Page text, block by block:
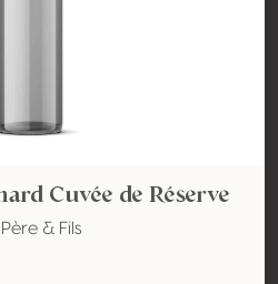
Cuvée de Réserve
& Fils